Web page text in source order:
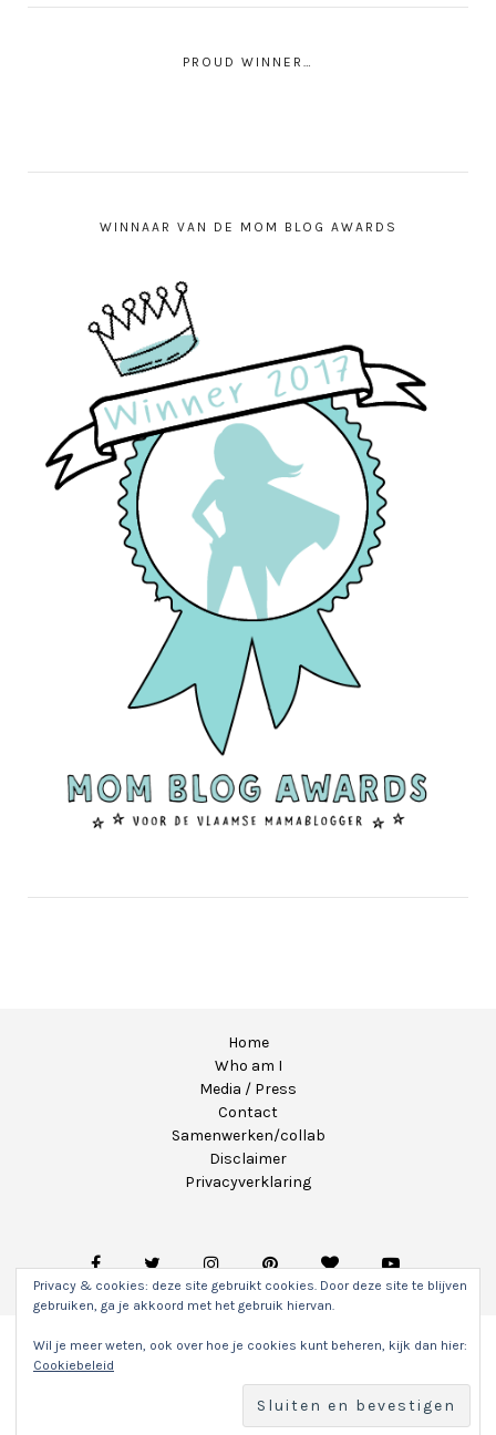
PROUD WINNER…
WINNAAR VAN DE MOM BLOG AWARDS
Home
Who am I
Media / Press
Contact
Samenwerken/collab
Disclaimer
Privacyverklaring
Copyright 2020 - Unicorns & Fairytales. Alle rechten
voorbehouden.
Hosting & WordPress onderhoud door Sitefly
Privacy & cookies: deze site gebruikt cookies. Door deze site te blijven
gebruiken, ga je akkoord met het gebruik hiervan.
Wil je meer weten, ook over hoe je cookies kunt beheren, kijk dan hier:
Cookiebeleid